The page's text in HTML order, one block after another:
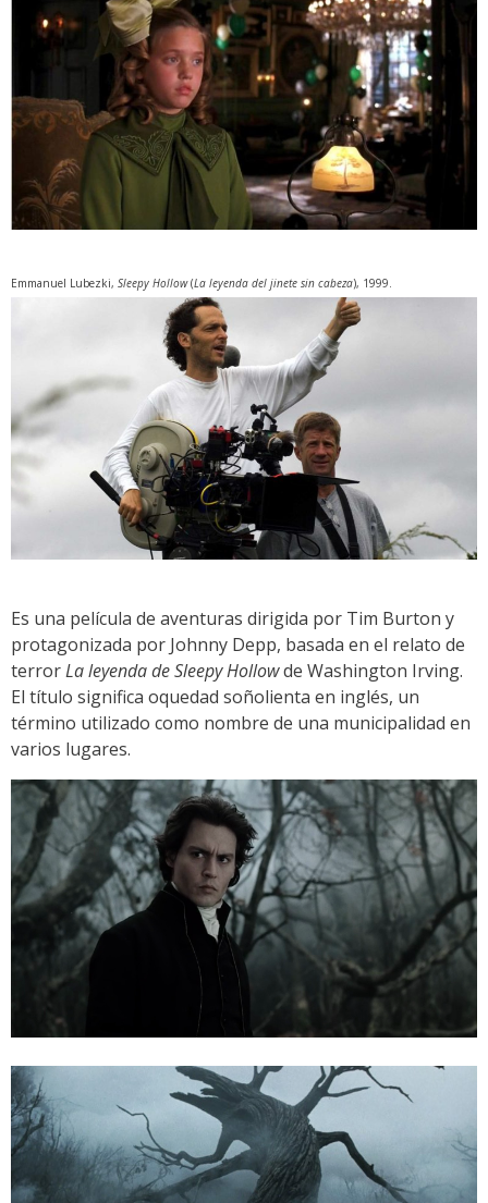
Emmanuel Lubezki, Sleepy Hollow(La leyenda del jinete sin cabeza), 1999.
Es una película de aventuras dirigida por Tim Burton y
protagonizada por Johnny Depp, basada en el relato de
terrorLa leyenda de Sleepy Hollowde Washington Irving.
El título significa oquedad soñolienta en inglés, un
término utilizado como nombre de una municipalidad en
varios lugares.